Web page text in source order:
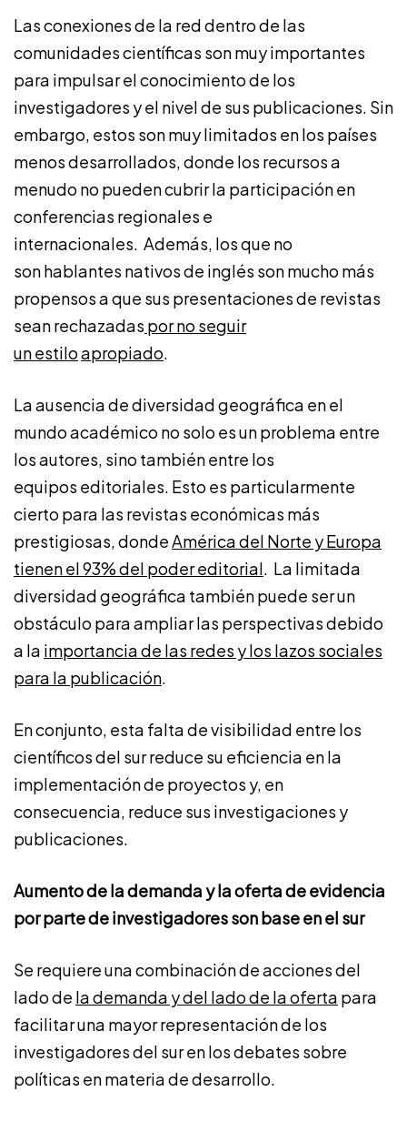
Las conexiones de la red dentro de las
comunidades científicas son muy importantes
para impulsar el conocimiento de los
investigadores y el nivel de sus publicaciones. Sin
embargo, estos son muy limitados en los países
menos desarrollados, donde los recursos a
menudo no pueden cubrir la participación en
conferencias regionales e
internacionales. Además, los que no
son hablantes nativos de inglés son mucho más
propensos a que sus presentaciones de revistas
sean rechazadas por no seguir
unestiloapropiado.
La ausencia de diversidad geográfica en el
mundo académico no solo es un problema entre
los autores, sino también entre los
equipos editoriales. Esto es particularmente
cierto para las revistas económicas más
prestigiosas, dondeAmérica del Norte y Europa
tienen el 93% del poder editorial. La limitada
diversidad geográfica también puede ser un
obstáculo para ampliar las perspectivas debido
a la importancia de las redes y los lazos sociales
para la publicación.
En conjunto, esta falta de visibilidad entre los
científicos del sur reduce su eficiencia en la
implementación de proyectos y, en
consecuencia, reduce sus investigaciones y
publicaciones.
Aumento de la demanda y la oferta de evidencia
por parte de investigadores son base en el sur
Se requiere una combinación de acciones del
lado de la demanda y del lado de la oferta para
facilitar una mayor representación de los
investigadores del sur en los debates sobre
políticas en materia de desarrollo.